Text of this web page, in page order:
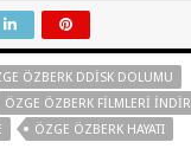
ÖZBERK DDISK DOLUMU
ÖZGE ÖZBERK FILMLERI INDIR
ÖZGE ÖZBERK HAYATI